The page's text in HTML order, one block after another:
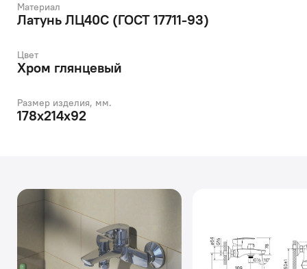
Материал
Латунь ЛЦ40C (ГОСТ 17711-93)
Цвет
Хром глянцевый
Размер изделия, мм.
178х214х92